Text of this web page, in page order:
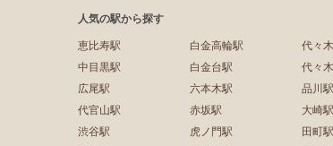
人気の駅から探す
恵比寿駅
中目黒駅
広尾駅
代官山駅
渋谷駅
白金高輪駅
白金台駅
六本木駅
赤坂駅
虎ノ門駅
代々
代々
品川駅
大崎駅
田町駅